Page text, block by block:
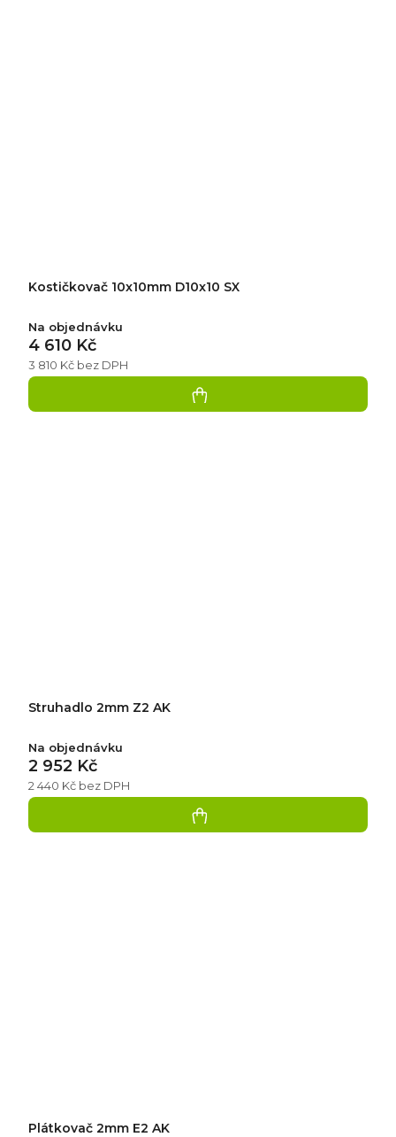
Kostičkovač 10x10mm D10x10 SX
Na objednávku
3 810 Kč bez DPH
4 610 Kč
Struhadlo 2mm Z2 AK
Na objednávku
2 440 Kč bez DPH
2 952 Kč
Plátkovač 2mm E2 AK